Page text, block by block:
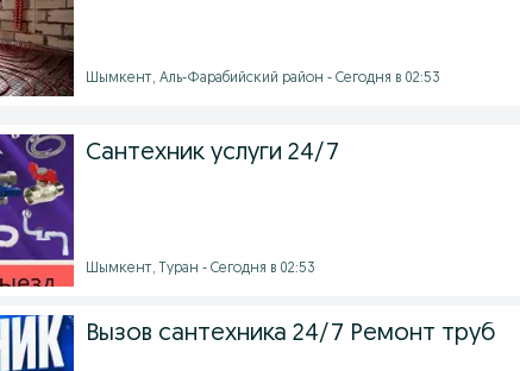
Шымкент, Аль-Фарабийский район - Сегодня в 02:53
Сантехник услуги 24/7
Шымкент, Туран - Сегодня в 02:53
Вызов сантехника 24/7 Ремонт труб